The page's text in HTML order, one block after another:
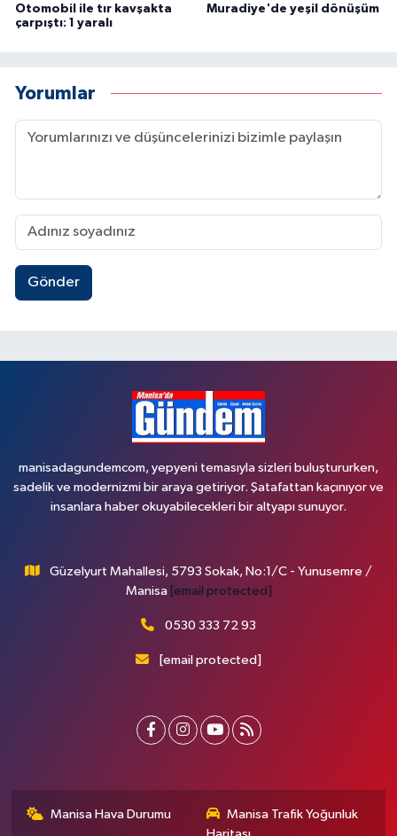
Otomobil ile tır kavşakta
çarpıştı: 1 yaralı
Muradiye'de yeşil dönüşüm
Yorumlar
Gönder
manisadagundemcom, yepyeni temasıyla sizleri buluştururken,
sadelik ve modernizmi bir araya getiriyor. Şatafattan kaçınıyor ve
insanlara haber okuyabilecekleri bir altyapı sunuyor.
Güzelyurt Mahallesi, 5793 Sokak, No:1/C - Yunusemre /
Manisa [email protected]
0530 333 72 93
[email protected]
Manisa Hava Durumu
Manisa Trafik Yoğunluk